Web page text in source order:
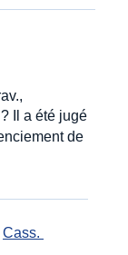
Il a été jugé
de
Cass.